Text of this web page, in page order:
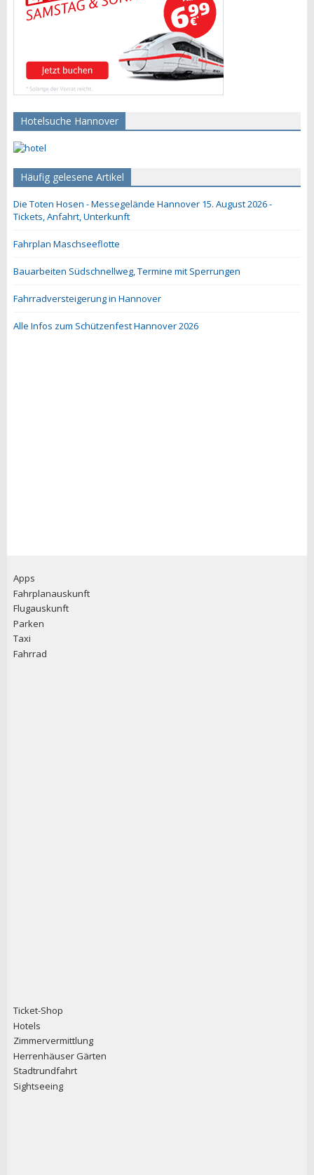
Hotelsuche Hannover
Häufig gelesene Artikel
Die Toten Hosen - Messegelände Hannover 15. August 2026 -
Tickets, Anfahrt, Unterkunft
Fahrplan Maschseeflotte
Bauarbeiten Südschnellweg, Termine mit Sperrungen
Fahrradversteigerung in Hannover
Alle Infos zum Schützenfest Hannover 2026
Apps
Fahrplanauskunft
Flugauskunft
Parken
Taxi
Fahrrad
Ticket-Shop
Hotels
Zimmervermittlung
Herrenhäuser Gärten
Stadtrundfahrt
Sightseeing